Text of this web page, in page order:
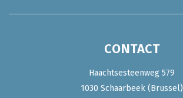
CONTACT
Haachtsesteenweg 579
1030 Schaarbeek (Brussel)